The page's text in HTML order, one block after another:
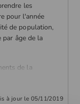
les
pour l'année
de population,
âge de la
de la
des
population en
à jour le 05/11/2019